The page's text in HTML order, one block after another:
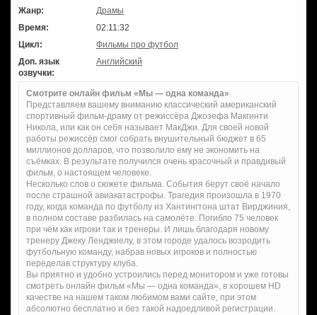
Жанр:
Драмы
Время:
02:11:32
Цикл:
Фильмы про футбол
Доп. язык
озвучки:
Английский
Смотрите онлайн фильм «Мы — одна команда».
Представляем вашему вниманию классический американский
спортивный фильм-драму от режиссёра Джозефа Макгинти
Никола, или как он себя называет МакДжи. Для своей новой
работы режиссёр смог собрать внушительный бюджет в 65
миллионов долларов, что позволило ему не экономить на
съёмках. В результате получился очень красочный и правдивый
фильм, о настоящем человеке.
Несколько слов о сюжете фильма. События берут своё начало
после страшной авиакатастрофы. Трагедия произошла в 1970
году, когда команда по футболу из Хантингтона штат Вирджиния,
в полном составе разбилась на самолёте. Погибло 75 человек
при чём как игроки так и тренеры. И лишь благодаря новому
тренеру Джеку Ленджиелу, в этом городе удалось возродить
футбольную команду, набрав новых игроков и полностью
переделав структуру клуба.
Вы приятно и удобно устроились перед монитором и уже готовы
смотреть онлайн фильм «Мы — одна команда», в хорошем HD
качестве на нашем таком любимом вами сайте, при этом
абсолютно бесплатно и без такой надоедливой регистрации.